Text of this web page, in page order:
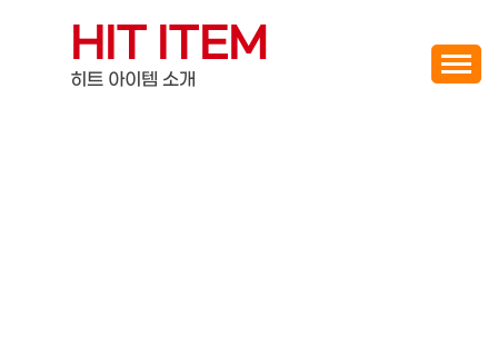
contentHIT ITEM
히트 아이템 소개